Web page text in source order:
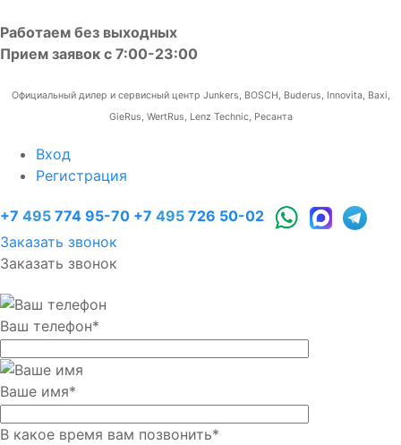
Работаем без выходных
Прием заявок с 7:00-23:00
Официальный дилер и сервисный центр Junkers, BOSCH, Buderus, Innovita, Baxi,
GieRus, WertRus, Lenz Technic, Ресанта
Вход
Регистрация
+7 495 774 95-70 +7 495 726 50-02
Заказать звонок
Заказать звонок
Ваш телефон*
Ваше имя*
В какое время вам позвонить*